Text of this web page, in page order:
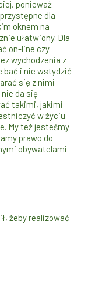
ponieważ
dla
oknem na
ułatwiony. Dla
on-line czy
wychodzenia z
bać i nie wstydzić
się z nimi
da się
takimi, jakimi
w życiu
My też jesteśmy
prawo do
obywatelami
żeby realizować